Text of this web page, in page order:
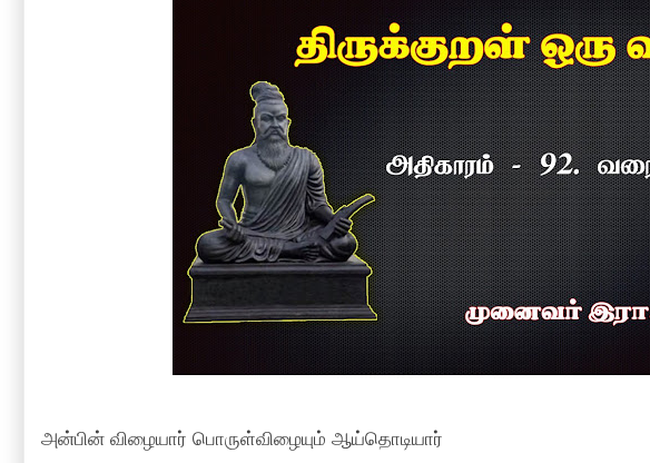
அன்பின் விழையார் பொருள்விழையும் ஆய்தொடியார்